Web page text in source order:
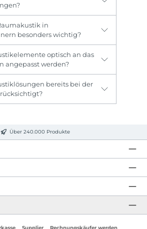
in
besonders wichtig?
optisch an das
angepasst werden?
bereits bei der
Über 240.000 Produkte
Supplier Rechnungskäufer werden